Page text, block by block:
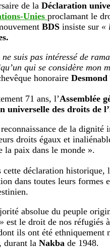
de la Déclaration
Unies proclamant le
BDS insiste sur «
ne suis pas intéressé de
qui se considère mon
honoraire
71 ans, l’Assemblée
universelle des droits de
de la dignité
droits égaux et
la paix dans le monde ».
cette déclaration historique,
dans toutes leurs formes
absolue du peuple
est le droit de nos réfugiés
ils ont été ethniquement
durant la Nakba de 1948.